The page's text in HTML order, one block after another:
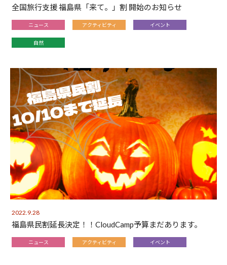
全国旅行支援 福島県「来て。」割 開始のお知らせ
ニュース アクティビティ イベント
自然
2022.9.28
福島県民割延長決定！！CloudCamp予算まだあります。
ニュース アクティビティ イベント